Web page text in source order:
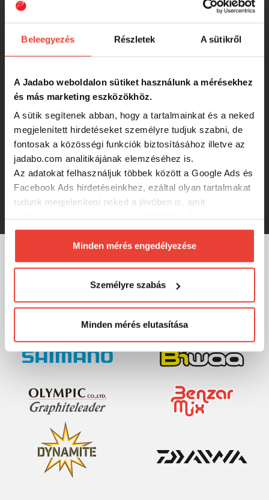
Beleegyezés Részletek A sütikről
A Jadabo weboldalon sütiket használunk a mérésekhez
és más marketing eszközökhöz.
A sütik segítenek abban, hogy a tartalmainkat és a neked
megjelenített hirdetéseket személyre tudjuk szabni, de
fontosak a közösségi funkciók biztosításához illetve az
jadabo.com analitikájának elemzéséhez is.
Az adatokat felhasználjuk többek között a Google Ads és
Facebook Ads hirdetéseinkhez, ezáltal olyan tartalmakat
tudunk megjeleníteni neked a jövőben is, amit
biztosításához arra kérünk, hogy engedd meg
számunkra minden mérés használatát.
Természetesensoha semmilyen formában nem fogunk
megváltoztathatod a döntésed ezzel kapcsolatban.
Előre is köszönjük!
Minden mérés engedélyezése
Személyre szabás
Minden mérés elutasítása
-21%
8 299 Ft
7 490 Ft
Wizard Zander Spin 5+1Cs 2000
6 990 Ft
MÁRKÁINK